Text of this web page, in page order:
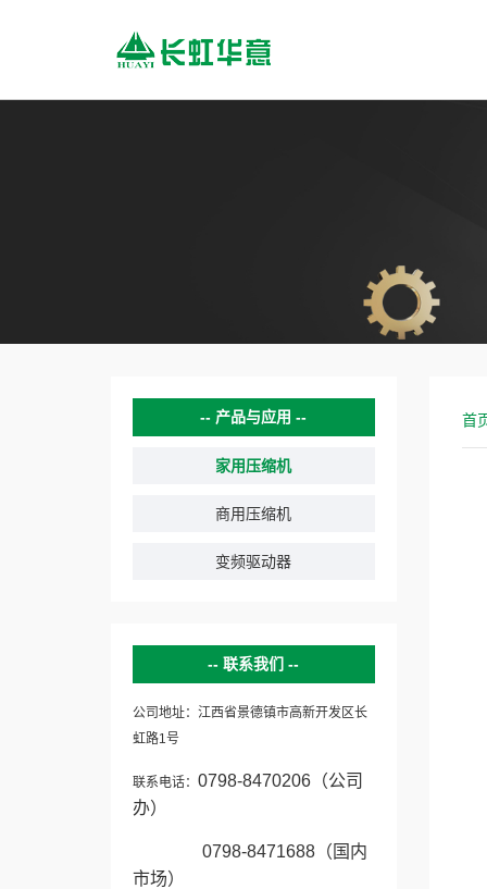
产品与应用
家用压缩机
商用压缩机
变频驱动器
联系我们
公司地址：江西省景德镇市高新开发区长
虹路1号
联系电话： 0798-8470206（公司
办）
0798-8471688（国内
市场）
首